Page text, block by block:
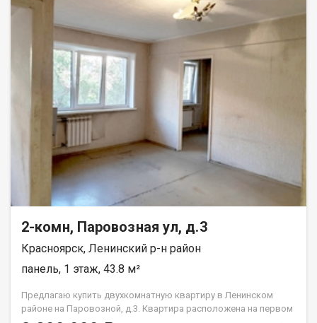
расположенных по периметру. Ландшафтной доминантой
выступает озелененная пешеходная аллея, объединяющая
ряд локаций для активного и пассивного отдыха. Формат
проекта Для комфорта будущих жителей ЖК при
строительстве домов будут использоваться только
высококачественные материалы. Парковки в жилом
комплексе – экологичные, засеянные газонной травой и
укрепленные решёткой.
2-комн, Паровозная ул, д.3
Красноярск, Ленинский р-н район
панель, 1 этаж, 43.8 м²
Предлагаю купить двухкомнатную квартиру в Ленинском
районе на Паровозной, д.3. Квартира расположена на первом